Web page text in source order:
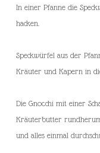
In einer Pfanne die
hacken.
Speckwürfel aus der
Kräuter und Kapern in
Die Gnocchi mit einer
Kräuterbutter
und alles einmal